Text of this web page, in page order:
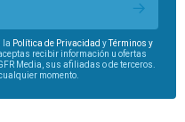
la Política de Privacidad yTérminos y
recibir información u ofertas
Media, sus afiliadas o de terceros.
momento.